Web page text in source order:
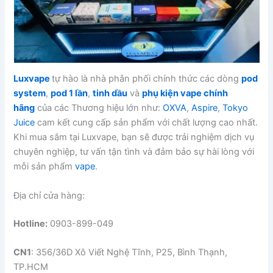
Luxvapetự hào là nhà phân phối chính thức các dòngpod
system,pod 1 lần,tinh dầu vàphụ kiện vape chính
hãng của các Thương hiệu lớn như:OXVA,Aspire,Tokyo
Juice cam kết cung cấp sản phẩm với chất lượng cao nhất.
Khi mua sắm tại Luxvape, bạn sẽ được trải nghiệm dịch vụ
chuyên nghiệp, tư vấn tận tình và đảm bảo sự hài lòng với
mỗi sản phẩmvape.
Địa chỉ cửa hàng:
Hotline: 0903-899-049
CN1: 356/36D Xô Viết Nghệ Tĩnh, P25, Bình Thạnh,
TP.HCM